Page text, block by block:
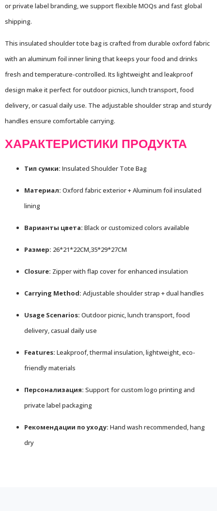
or private label branding, we support flexible MOQs and fast global
shipping.
This insulated shoulder tote bag is crafted from durable oxford fabric
with an aluminum foil inner lining that keeps your food and drinks
fresh and temperature-controlled. Its lightweight and leakproof
design make it perfect for outdoor picnics, lunch transport, food
delivery, or casual daily use. The adjustable shoulder strap and sturdy
handles ensure comfortable carrying.
ХАРАКТЕРИСТИКИ ПРОДУКТА
Тип сумки: Insulated Shoulder Tote Bag
Материал: Oxford fabric exterior + Aluminum foil insulated
lining
Варианты цвета: Black or customized colors available
Размер: 26*21*22CM,35*29*27CM
Closure: Zipper with flap cover for enhanced insulation
Carrying Method: Adjustable shoulder strap + dual handles
Usage Scenarios: Outdoor picnic, lunch transport, food
delivery, casual daily use
Features: Leakproof, thermal insulation, lightweight, eco-
friendly materials
Персонализация: Support for custom logo printing and
private label packaging
Рекомендации по уходу: Hand wash recommended, hang
dry